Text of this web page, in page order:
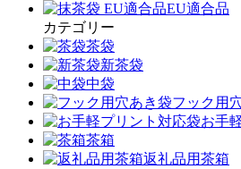
EU適合品
カテゴリー
茶袋
新茶袋
中袋
フック用
お手
茶箱
返礼品用茶箱